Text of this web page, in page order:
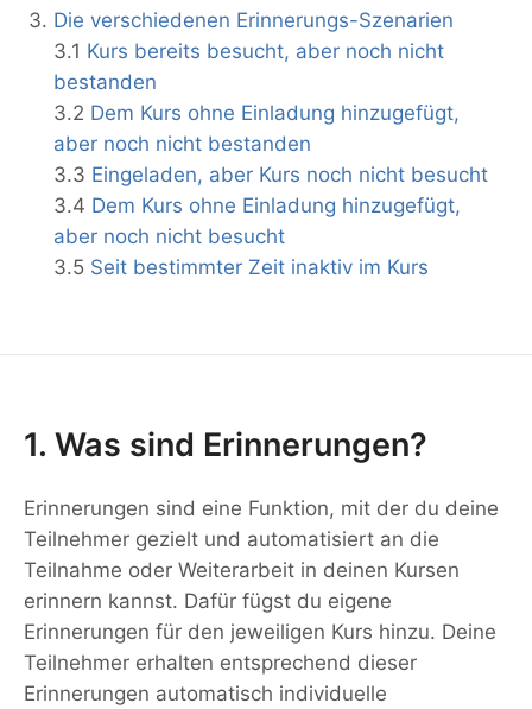
Die verschiedenen Erinnerungs-Szenarien
3.1 Kurs bereits besucht, aber noch nicht
bestanden
3.2 Dem Kurs ohne Einladung hinzugefügt,
aber noch nicht bestanden
3.3 Eingeladen, aber Kurs noch nicht besucht
3.4 Dem Kurs ohne Einladung hinzugefügt,
aber noch nicht besucht
3.5 Seit bestimmter Zeit inaktiv im Kurs
1. Was sind Erinnerungen?
Erinnerungen sind eine Funktion, mit der du deine
Teilnehmer gezielt und automatisiert an die
Teilnahme oder Weiterarbeit in deinen Kursen
erinnern kannst. Dafür fügst du eigene
Erinnerungen für den jeweiligen Kurs hinzu. Deine
Teilnehmer erhalten entsprechend dieser
Erinnerungen automatisch individuelle